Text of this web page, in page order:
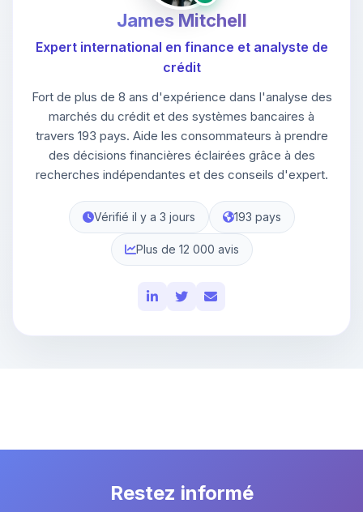
James Mitchell
Expert international en finance et analyste de
crédit
Fort de plus de 8 ans d'expérience dans l'analyse des
marchés du crédit et des systèmes bancaires à
travers 193 pays. Aide les consommateurs à prendre
des décisions financières éclairées grâce à des
recherches indépendantes et des conseils d'expert.
Vérifié il y a 3 jours 193 pays
Plus de 12 000 avis
Restez informé